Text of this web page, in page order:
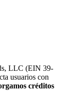
LLC (EIN 39-
usuarios con
créditos